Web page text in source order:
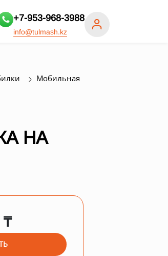
+7-953-968-3988
info@tulmash.kz
Мобильная
НА
₸